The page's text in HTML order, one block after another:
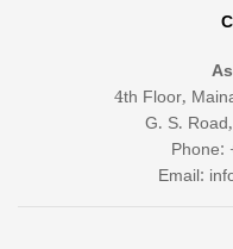
4th Floor,
G. S.
Phone:
Email: